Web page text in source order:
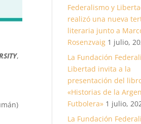
,
Federalismo y
realizó una nueva
literaria junto a
Rosenzvaig 1 julio,
La Fundación
Libertad invita a la
presentación del
«Historias de la
Futbolera» 1 julio,
La Fundación